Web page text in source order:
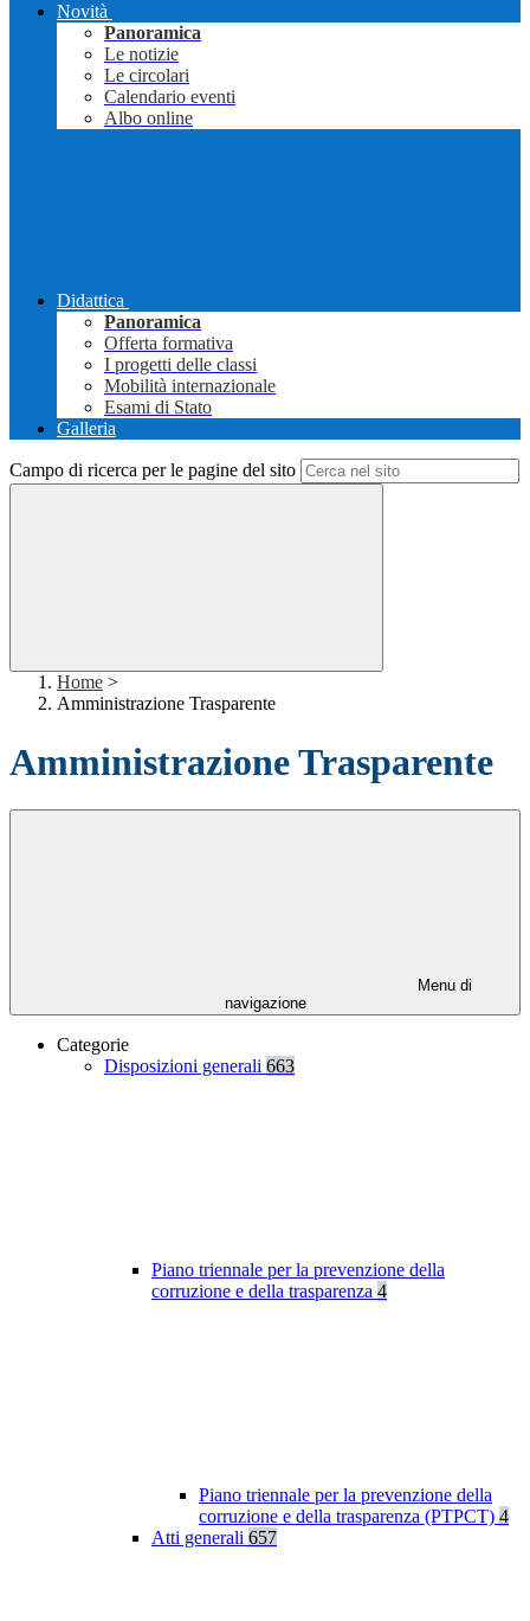
Novità
Panoramica
Le notizie
Le circolari
Calendario eventi
Albo online
Didattica
Panoramica
Offerta formativa
I progetti delle classi
Mobilità internazionale
Esami di Stato
Galleria
Campo di ricerca per le pagine del sito
Home >
Amministrazione Trasparente
Amministrazione Trasparente
Menu di
navigazione
Categorie
Disposizioni generali 663
Piano triennale per la prevenzione della
corruzione e della trasparenza 4
Piano triennale per la prevenzione della
corruzione e della trasparenza (PTPCT) 4
Atti generali 657